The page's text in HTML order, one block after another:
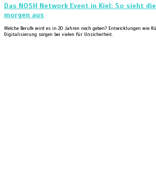
Das NOSH Network Event in Kiel: So sieht
morgen aus
Welche Berufe wird es in 20 Jahren noch geben? Entwicklungen wie
Digitalisierung sorgen bei vielen für Unsicherheit.